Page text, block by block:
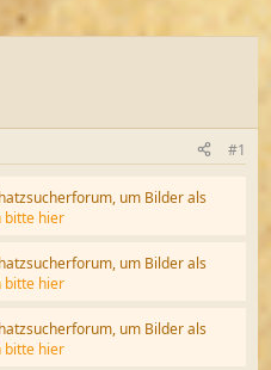
#1
um Bilder als
bitte hier
um Bilder als
bitte hier
um Bilder als
bitte hier